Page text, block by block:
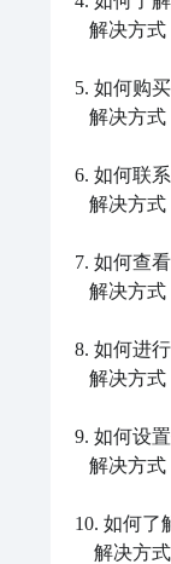
5. 如何购
6. 如何联
7. 如何查
8. 如何进
9. 如何设
10. 如何了
解